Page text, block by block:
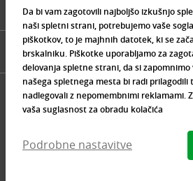
Da bi vam zagotovili najboljšo izkušnjo
naši spletni strani, potrebujemo vaše
piškotkov, to je majhnih datotek, ki se
brskalniku. Piškotke uporabljamo za
delovanja spletne strani, da si zapomnimo
našega spletnega mesta bi radi prilagodili
nadlegovali z nepomembnimi reklamami.
vaša suglasnost za obradu kolačića
Podrobne nastavitve